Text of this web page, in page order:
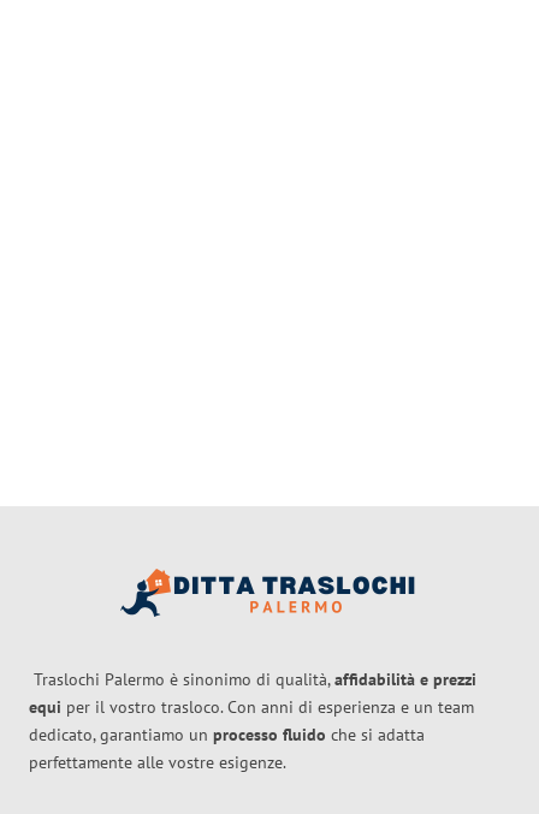
Traslochi Palermo è sinonimo di qualità,affidabilità e prezzi
equi per il vostro trasloco. Con anni di esperienza e un team
dedicato, garantiamo un processo fluido che si adatta
perfettamente alle vostre esigenze.